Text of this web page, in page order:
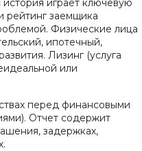
взноса
Новые авто
Внедорожники
Audi
играет ключевую
рейтинг заемщика
Физические лица
ипотечный,
Лизинг (услуга
или
перед финансовыми
Отчет содержит
задержках,